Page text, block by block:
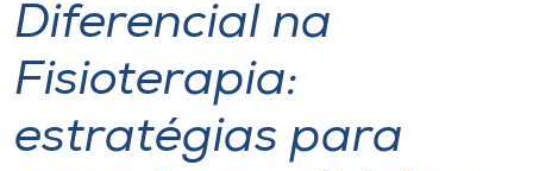
Atendimento ao Estudante
Portal de Ensino
Diferencial na
Fisioterapia:
estratégias para